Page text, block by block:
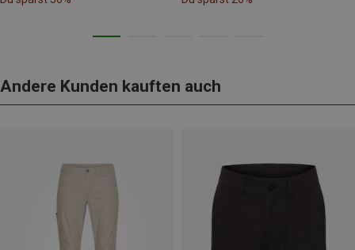
Andere Kunden kauften auch